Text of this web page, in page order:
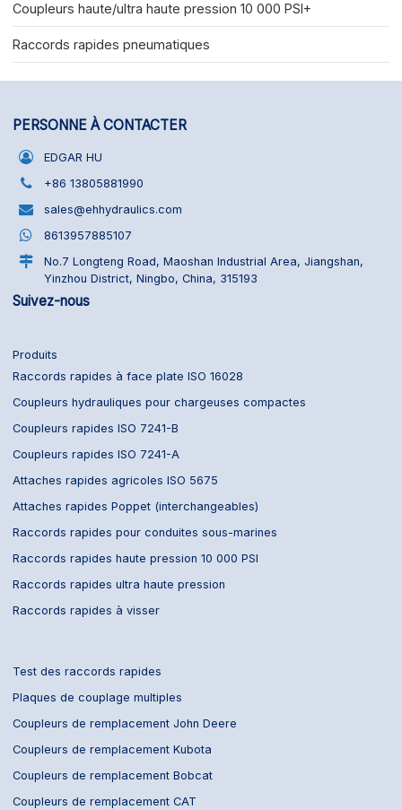
Coupleurs haute/ultra haute pression 10 000 PSI+
Raccords rapides pneumatiques
PERSONNE À CONTACTER
EDGAR HU
+86 13805881990
sales@ehhydraulics.com
8613957885107
No.7 Longteng Road, Maoshan Industrial Area, Jiangshan,
Yinzhou District, Ningbo, China, 315193
Suivez-nous
Produits
Raccords rapides à face plate ISO 16028
Coupleurs hydrauliques pour chargeuses compactes
Coupleurs rapides ISO 7241-B
Coupleurs rapides ISO 7241-A
Attaches rapides agricoles ISO 5675
Attaches rapides Poppet (interchangeables)
Raccords rapides pour conduites sous-marines
Raccords rapides haute pression 10 000 PSI
Raccords rapides ultra haute pression
Raccords rapides à visser
Test des raccords rapides
Plaques de couplage multiples
Coupleurs de remplacement John Deere
Coupleurs de remplacement Kubota
Coupleurs de remplacement Bobcat
Coupleurs de remplacement CAT